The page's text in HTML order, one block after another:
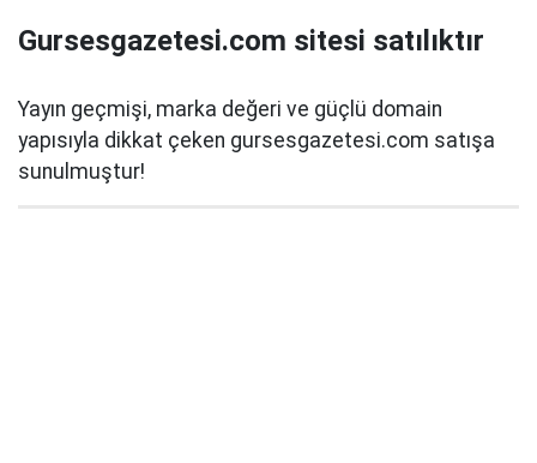
Gursesgazetesi.com sitesi satılıktır
Yayın geçmişi, marka değeri ve güçlü domain
yapısıyla dikkat çeken gursesgazetesi.com satışa
sunulmuştur!